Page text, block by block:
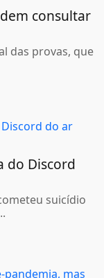
consultar
das provas, que
do Discord
suicídio